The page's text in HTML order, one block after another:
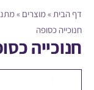
»מוצרים»מתנות לחגים
כסופה
כסופה